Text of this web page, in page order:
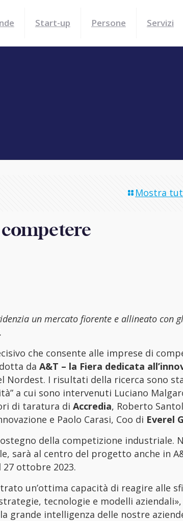
Start-up Persone Servizi
Mostra
un mercato fiorente e allineato con
che consente alle imprese di
da A&T – la Fiera dedicata
Nordest. I risultati della ricerca sono
a cui sono intervenuti Luciano
di taratura di Accredia, Roberto
e Paolo Carasi, Coo di Everel
della competizione industriale.
sarà al centro del progetto anche in
27 ottobre 2023.
un’ottima capacità di reagire alle
tecnologie e modelli
grande intelligenza delle nostre